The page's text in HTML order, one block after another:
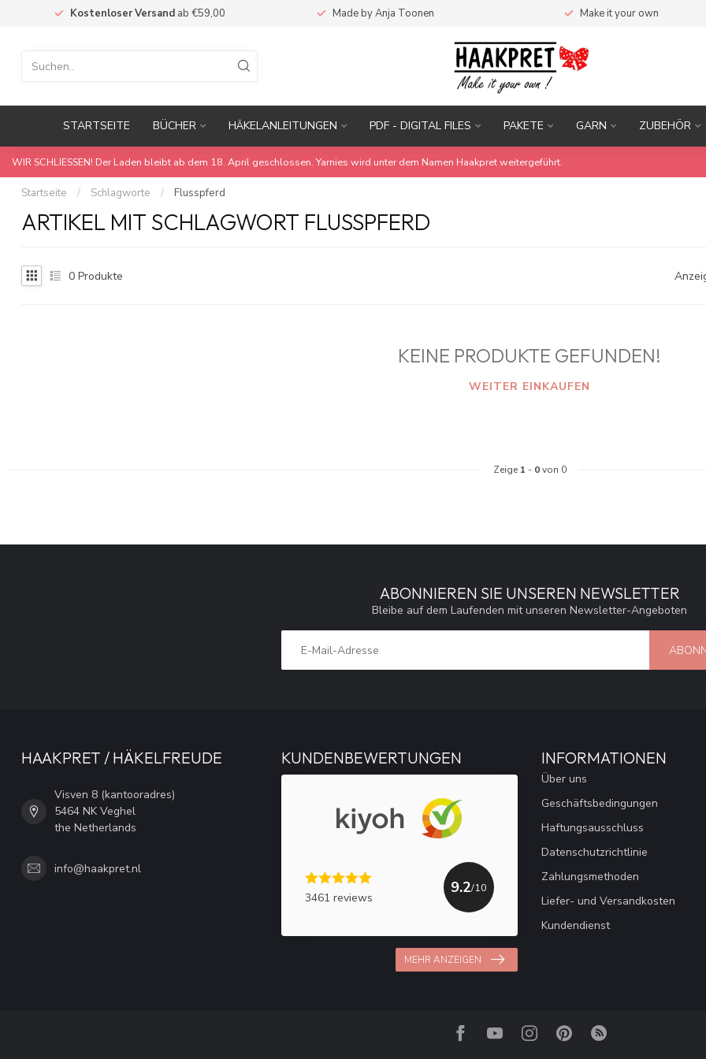
Kostenloser Versand ab €59,00 Made by Anja Toonen Make it your own
STARTSEITE BÜCHER HÄKELANLEITUNGEN PDF - DIGITAL FILES PAKETE GARN ZUBEHÖR
WIR SCHLIESSEN! Der Laden bleibt ab dem 18. April geschlossen. Yarnies wird unter dem Namen Haakpret weitergeführt.
Startseite / Schlagworte / Flusspferd
ARTIKEL MIT SCHLAGWORT FLUSSPFERD
0 Produkte
KEINE PRODUKTE GEFUNDEN!
WEITER EINKAUFEN
Zeige 1 - 0von 0
ABONNIEREN SIE UNSEREN NEWSLETTER
Bleibe auf dem Laufenden mit unseren Newsletter-Angeboten
HAAKPRET / HÄKELFREUDE
Visven 8 (kantooradres)
5464 NK Veghel
the Netherlands
info@haakpret.nl
KUNDENBEWERTUNGEN
3461 reviews
9.2/10
MEHR ANZEIGEN
INFORMATIONEN
Über uns
Geschäftsbedingungen
Haftungsausschluss
Datenschutzrichtlinie
Zahlungsmethoden
Liefer- und Versandkosten
Kundendienst